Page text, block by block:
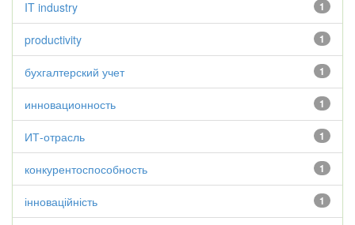
1
IT industry
1
productivity
1
бухгалтерский учет
1
инновационность
1
ИТ-отрасль
1
конкурентоспособность
1
інноваційність